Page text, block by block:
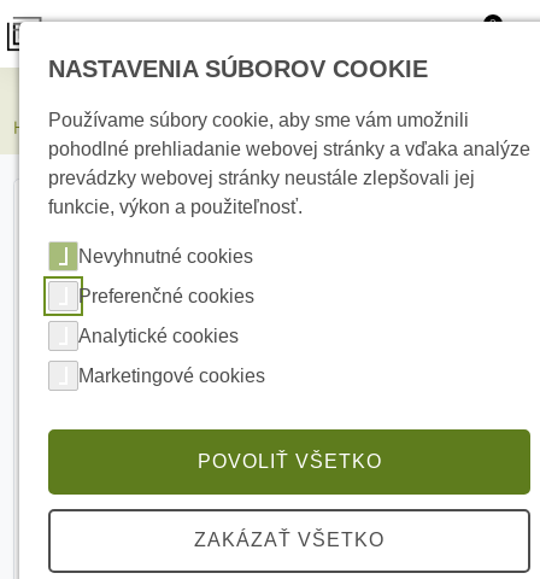
0
HIKVISION DS-2AE4225T-D(D) 2MPx PTZ kamera
NASTAVENIA SÚBOROV COOKIE
Používame súbory cookie, aby sme vám umožnili
pohodlné prehliadanie webovej stránky a vďaka analýze
prevádzky webovej stránky neustále zlepšovali jej
funkcie, výkon a použiteľnosť.
Nevyhnutné cookies
Preferenčné cookies
Analytické cookies
Marketingové cookies
POVOLIŤ VŠETKO
ZAKÁZAŤ VŠETKO